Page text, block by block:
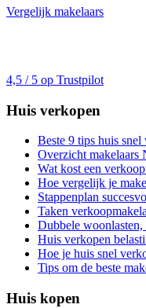
Vergelijk makelaars
4,5 / 5 op Trustpilot
Huis verkopen
Beste 9 tips huis snel
Overzicht makelaars
Wat kost een
Hoe vergelijk je
Stappenplan
Taken
Dubbele woonlasten,
Huis verkopen
Hoe je huis snel
Tips om de beste
Huis kopen